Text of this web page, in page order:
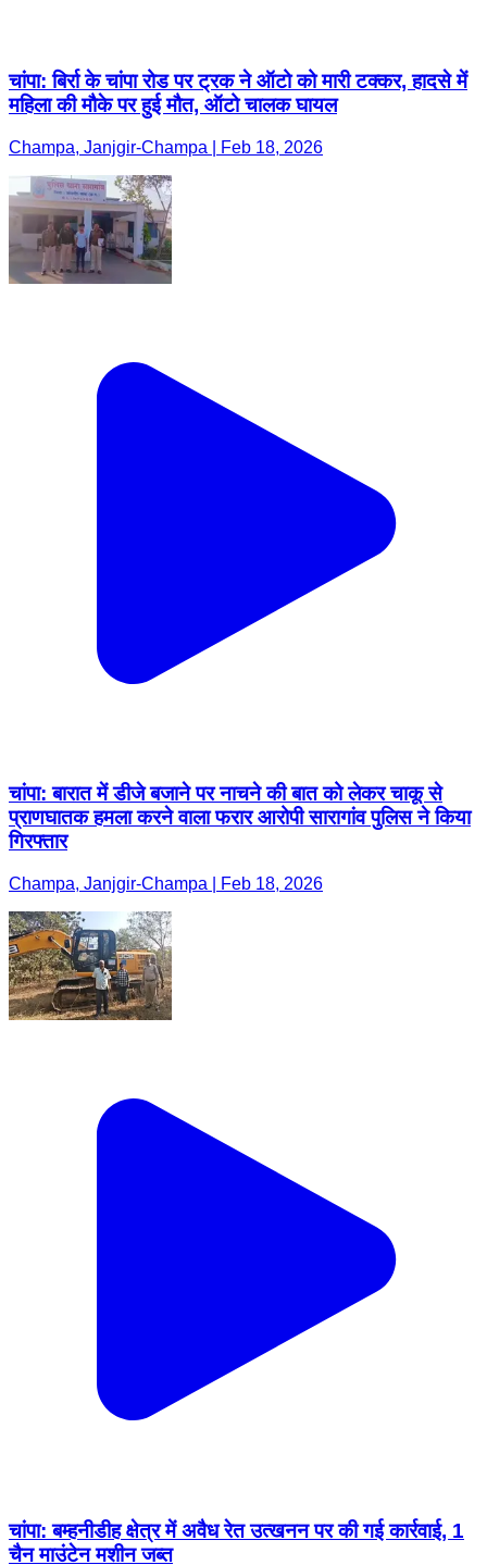
चांपा: बिर्रा के चांपा रोड पर ट्रक ने ऑटो को मारी टक्कर, हादसे में
महिला की मौके पर हुई मौत, ऑटो चालक घायल
Champa, Janjgir-Champa | Feb 18, 2026
चांपा: बारात में डीजे बजाने पर नाचने की बात को लेकर चाकू से
प्राणघातक हमला करने वाला फरार आरोपी सारागांव पुलिस ने किया
गिरफ्तार
Champa, Janjgir-Champa | Feb 18, 2026
चांपा: बम्हनीडीह क्षेत्र में अवैध रेत उत्खनन पर की गई कार्रवाई, 1
चैन माउंटेन मशीन जब्त